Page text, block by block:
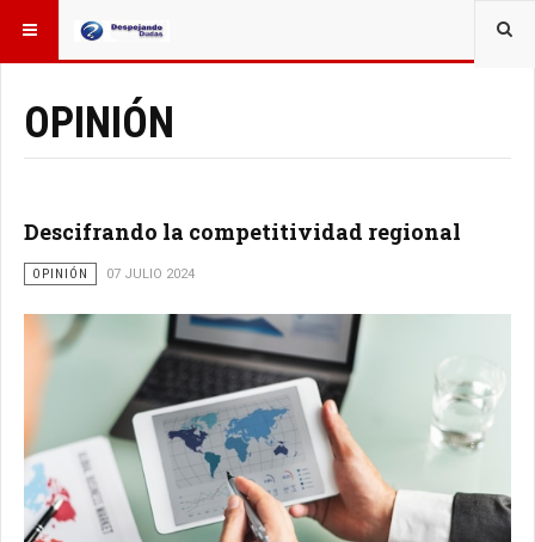
ESTÁ AQUÍ: OTROS TEMAS
OPINIÓN
Descifrando la competitividad regional
OPINIÓN 07 JULIO 2024